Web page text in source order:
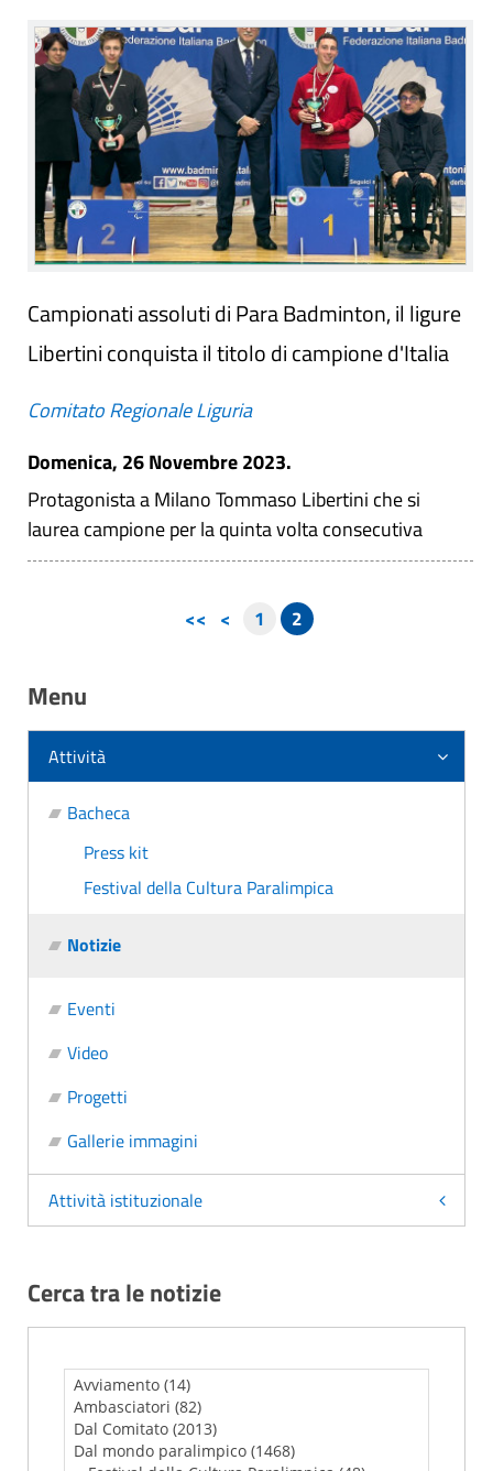
Campionati assoluti di Para Badminton, il ligure
Libertini conquista il titolo di campione d'Italia
Comitato Regionale Liguria
Domenica, 26 Novembre 2023.
Protagonista a Milano Tommaso Libertini che si
laurea campione per la quinta volta consecutiva
<< < 1 2
Menu
Attività
Bacheca
Press kit
Festival della Cultura Paralimpica
Notizie
Eventi
Video
Progetti
Gallerie immagini
Attività istituzionale
Cerca tra le notizie